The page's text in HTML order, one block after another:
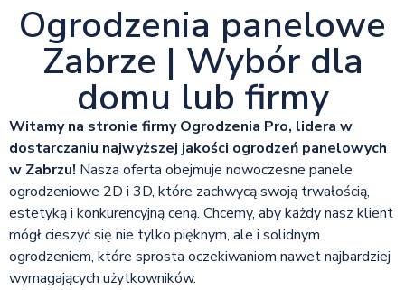
Ogrodzenia panelowe
Zabrze | Wybór dla
domu lub firmy
Witamy na stronie firmy Ogrodzenia Pro, lidera w
dostarczaniu najwyższej jakości ogrodzeń panelowych
w Zabrzu! Nasza oferta obejmuje nowoczesne panele
ogrodzeniowe 2D i 3D, które zachwycą swoją trwałością,
estetyką i konkurencyjną ceną. Chcemy, aby każdy nasz klient
mógł cieszyć się nie tylko pięknym, ale i solidnym
ogrodzeniem, które sprosta oczekiwaniom nawet najbardziej
wymagających użytkowników.